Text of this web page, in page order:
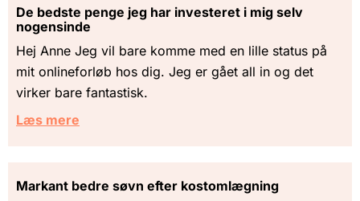
De bedste penge jeg har investeret i mig selv
nogensinde
Hej Anne Jeg vil bare komme med en lille status på
mit onlineforløb hos dig. Jeg er gået all in og det
virker bare fantastisk.
Læs mere
Markant bedre søvn efter kostomlægning